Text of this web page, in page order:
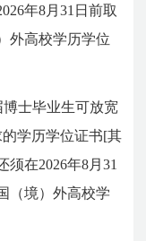
年8月31日前取
外高校学历学位
士毕业生可放宽
学历学位证书[其
在2026年8月31
（境）外高校学